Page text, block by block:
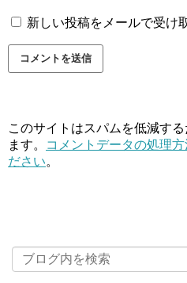
新しい投稿をメールで受け
このサイトはスパムを低減す
ます。
コメントデータの処理
ださい。